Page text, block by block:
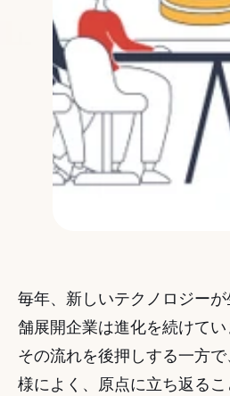
毎年、新しいテクノロジー
舗展開企業は進化を続けて
その流れを後押しする一方
様によく、原点に立ち返る